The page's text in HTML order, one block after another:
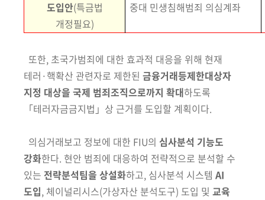
도입안(특금법
개정필요)
중대 민생침해범죄 의심계좌
또한, 초국가범죄에 대한 효과적 대응을 위해 현재
테러·핵확산 관련자로 제한된 금융거래등제한대상자
지정 대상을 국제 범죄조직으로까지 확대하도록
「테러자금금지법」상 근거를 도입할 계획이다.
의심거래보고 정보에 대한 FIU의 심사분석 기능도
강화한다. 현안 범죄에 대응하여 전략적으로 분석할 수
있는 전략분석팀을 상설화하고, 심사분석 시스템 AI
도입, 체이널리시스(가상자산 분석도구) 도입 및 교육